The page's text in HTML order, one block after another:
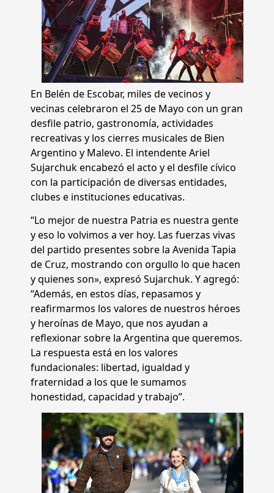
En Belén de Escobar, miles de vecinos y
vecinas celebraron el 25 de Mayo con un gran
desfile patrio, gastronomía, actividades
recreativas y los cierres musicales de Bien
Argentino y Malevo. El intendente Ariel
Sujarchuk encabezó el acto y el desfile cívico
con la participación de diversas entidades,
clubes e instituciones educativas.
“Lo mejor de nuestra Patria es nuestra gente
y eso lo volvimos a ver hoy. Las fuerzas vivas
del partido presentes sobre la Avenida Tapia
de Cruz, mostrando con orgullo lo que hacen
y quienes son», expresó Sujarchuk. Y agregó:
“Además, en estos días, repasamos y
reafirmarmos los valores de nuestros héroes
y heroínas de Mayo, que nos ayudan a
reflexionar sobre la Argentina que queremos.
La respuesta está en los valores
fundacionales: libertad, igualdad y
fraternidad a los que le sumamos
honestidad, capacidad y trabajo”.